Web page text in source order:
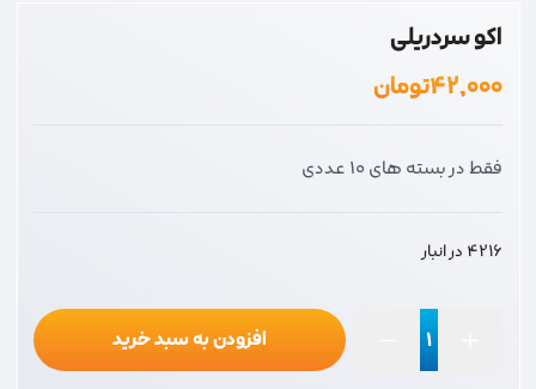
اکو سردریلی
۴۲,۰۰۰تومان
فقط در بسته های 10 عددی
4216 در انبار
افزودن به سبد خرید